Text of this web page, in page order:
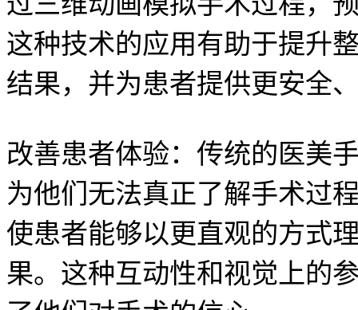
这种技术的应用有助于提升
结果，并为患者提供更安全
改善患者体验：传统的医美
为他们无法真正了解手术过
使患者能够以更直观的方式
果。这种互动性和视觉上的